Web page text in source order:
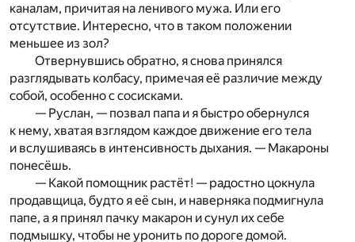
каналам, причитая на ленивого мужа. Или его
отсутствие. Интересно, что в таком положении
меньшее из зол?
Отвернувшись обратно, я снова принялся
разглядывать колбасу, примечая её различие между
собой, особенно с сосисками.
— Руслан, — позвал папа и я быстро обернулся
к нему, хватая взглядом каждое движение его тела
и вслушиваясь в интенсивность дыхания. — Макароны
понесёшь.
— Какой помощник растёт! — радостно цокнула
продавщица, будто я её сын, и наверняка подмигнула
папе, а я принял пачку макарон и сунул их себе
подмышку, чтобы не уронить по дороге домой.